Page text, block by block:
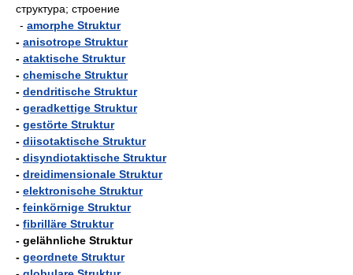
структура; строение
- amorphe Struktur
- anisotrope Struktur
- ataktische Struktur
- chemische Struktur
- dendritische Struktur
- geradkettige Struktur
- gestörte Struktur
- diisotaktische Struktur
- disyndiotaktische Struktur
- dreidimensionale Struktur
- elektronische Struktur
- feinkörnige Struktur
- fibrilläre Struktur
- gelähnliche Struktur
- geordnete Struktur